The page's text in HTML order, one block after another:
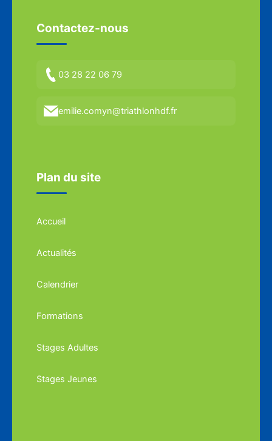
Contactez-nous
03 28 22 06 79
emilie.comyn@triathlonhdf.fr
Plan du site
Accueil
Actualités
Calendrier
Formations
Stages Adultes
Stages Jeunes